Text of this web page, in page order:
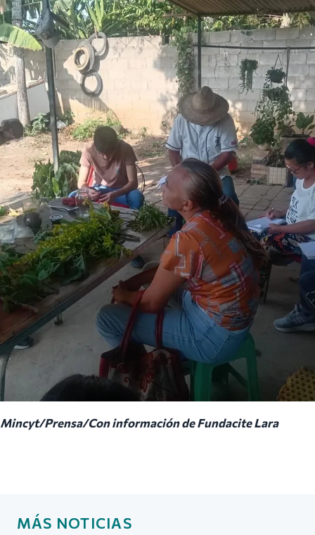
Mincyt/Prensa/Con información de Fundacite Lara
MÁS NOTICIAS